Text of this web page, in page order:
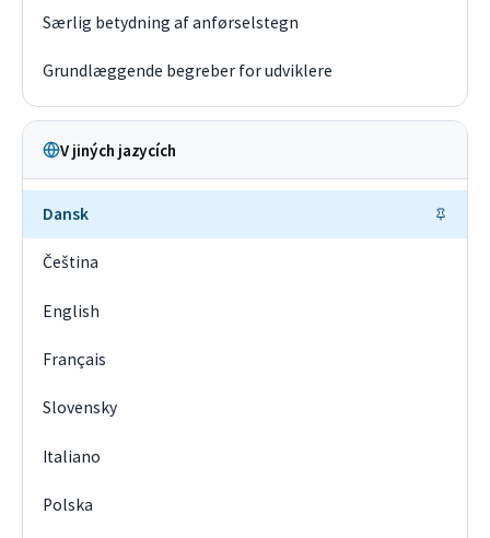
Særlig betydning af anførselstegn
Grundlæggende begreber for udviklere
V jiných jazycích
Dansk
Čeština
English
Français
Slovensky
Italiano
Polska